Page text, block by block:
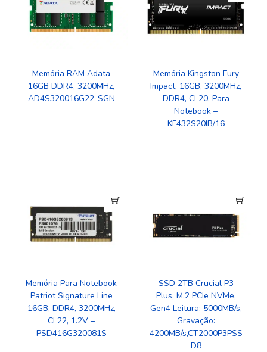
Memória RAM Adata
16GB DDR4, 3200MHz,
AD4S320016G22-SGN
Memória Kingston Fury
Impact, 16GB, 3200MHz,
DDR4, CL20, Para
Notebook –
KF432S20IB/16
Memória Para Notebook
Patriot Signature Line
16GB, DDR4, 3200MHz,
CL22, 1.2V –
PSD416G320081S
SSD 2TB Crucial P3
Plus, M.2 PCIe NVMe,
Gen4 Leitura: 5000MB/s,
Gravação:
4200MB/s,CT2000P3PSS
D8